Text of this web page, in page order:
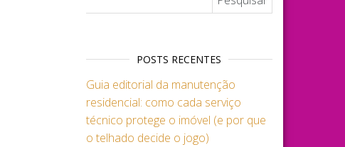
POSTS RECENTES
Guia editorial da manutenção
residencial: como cada serviço
técnico protege o imóvel (e por que
o telhado decide o jogo)